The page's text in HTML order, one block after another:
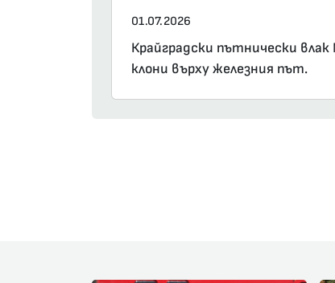
01.07.2026
Крайградски пътнически
клони върху железния път.